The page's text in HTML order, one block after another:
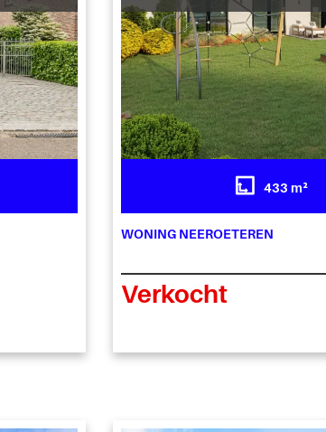
433 m²
WONING NEEROETEREN
Verkocht